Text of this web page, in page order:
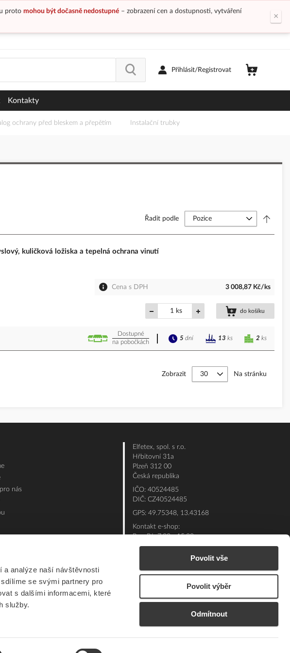
a analýze naší návštěvnosti
se svými partnery pro
s dalšími informacemi, které
služby.
Povolit vše
Povolit výběr
Odmítnout
proto mohou být dočasně nedostupné– zobrazení cen a dostupnosti, vytváření
×
Přihlásit/Registrovat
Kontakty
ochrany před bleskem a přepětím Instalační trubky
Řadit podle
kuličková ložiska a tepelná ochrana vinutí
Cena s DPH 3 008,87 Kč/ks
ks do košíku
Dostupné
na pobočkách
2 ks
5 dní 13 ks
Zobrazit Na stránku
nás
Elfetex, spol. s r.o.
Hřbitovní 31a
Plzeň 312 00
Česká republika
IČO: 40524485
DIČ: CZ40524485
GPS: 49.75348, 13.43168
Kontakt e-shop:
Po - Pá: 7:00 - 15:30
E-mail:eshop@elfetex.cz